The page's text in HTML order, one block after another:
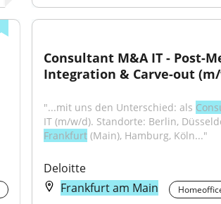
Consultant M&A IT - Post-
Integration & Carve-out
"...mit uns den Unterschied: als
Frankfurt (Main), Hamburg, Köln..."
Deloitte
Frankfurt am Main